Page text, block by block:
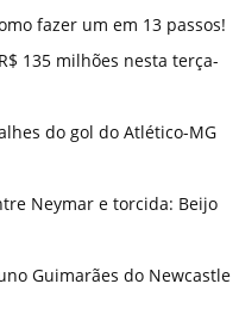
fazer um em 13 passos!
135 milhões nesta terça-
do gol do Atlético-MG
Neymar e torcida: Beijo
Guimarães do Newcastle